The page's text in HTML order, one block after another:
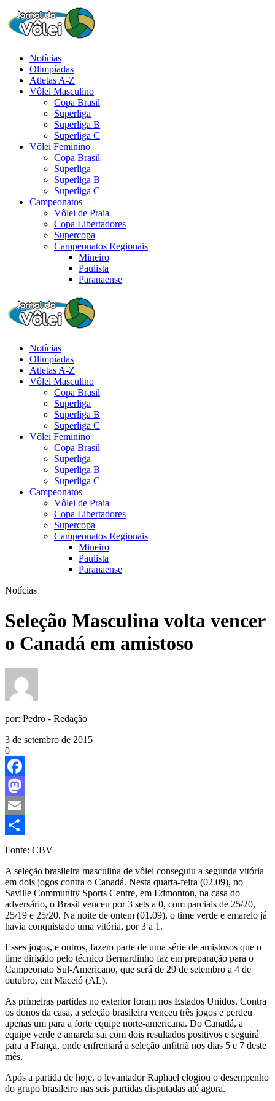
Notícias
Olimpíadas
Atletas A-Z
Vôlei Masculino
Copa Brasil
Superliga
Superliga B
Superliga C
Vôlei Feminino
Copa Brasil
Superliga
Superliga B
Superliga C
Campeonatos
Vôlei de Praia
Copa Libertadores
Supercopa
Campeonatos Regionais
Mineiro
Paulista
Paranaense
Notícias
Olimpíadas
Atletas A-Z
Vôlei Masculino
Copa Brasil
Superliga
Superliga B
Superliga C
Vôlei Feminino
Copa Brasil
Superliga
Superliga B
Superliga C
Campeonatos
Vôlei de Praia
Copa Libertadores
Supercopa
Campeonatos Regionais
Mineiro
Paulista
Paranaense
Notícias
Seleção Masculina volta vencer
o Canadá em amistoso
por: Pedro - Redação
3 de setembro de 2015
0
Facebook
Mastodon
Email
Share
Fonte: CBV
A seleção brasileira masculina de vôlei conseguiu a segunda vitória
em dois jogos contra o Canadá. Nesta quarta-feira (02.09), no
Saville Community Sports Centre, em Edmonton, na casa do
adversário, o Brasil venceu por 3 sets a 0, com parciais de 25/20,
25/19 e 25/20. Na noite de ontem (01.09), o time verde e emarelo já
havia conquistado uma vitória, por 3 a 1.
Esses jogos, e outros, fazem parte de uma série de amistosos que o
time dirigido pelo técnico Bernardinho faz em preparação para o
Campeonato Sul-Americano, que será de 29 de setembro a 4 de
outubro, em Maceió (AL).
As primeiras partidas no exterior foram nos Estados Unidos. Contra
os donos da casa, a seleção brasileira venceu três jogos e perdeu
apenas um para a forte equipe norte-americana. Do Canadá, a
equipe verde e amarela sai com dois resultados positivos e seguirá
para a França, onde enfrentará a seleção anfitriã nos dias 5 e 7 deste
mês.
Após a partida de hoje, o levantador Raphael elogiou o desempenho
do grupo brasileiro nas seis partidas disputadas até agora.